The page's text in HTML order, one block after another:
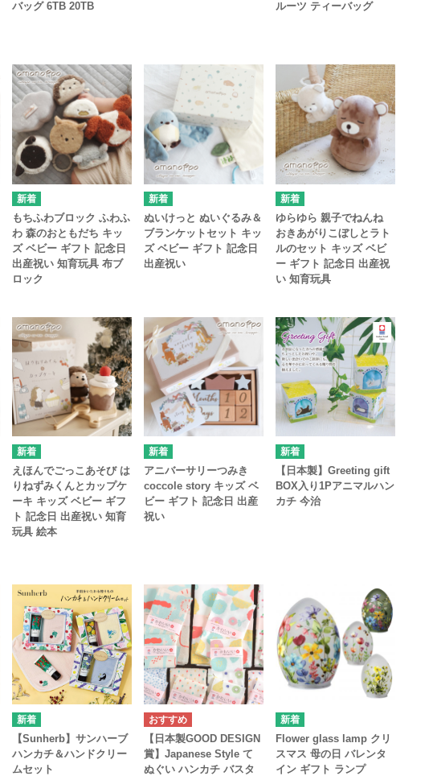
バッグ 6TB 20TB
ルーツ ティーバッグ
もちふわブロック ふわふ
わ 森のおともだち キッ
ズ ベビー ギフト 記念日
出産祝い 知育玩具 布ブ
ロック
ぬいけっと ぬいぐるみ＆
ブランケットセット キッ
ズ ベビー ギフト 記念日
出産祝い
ゆらゆら 親子でねんね
おきあがりこぼしとラト
ルのセット キッズ ベビ
ー ギフト 記念日 出産祝
い 知育玩具
えほんでごっこあそび は
りねずみくんとカップケ
ーキ キッズ ベビー ギフ
ト 記念日 出産祝い 知育
玩具 絵本
アニバーサリーつみき
coccole story キッズ ベ
ビー ギフト 記念日 出産
祝い
【日本製】Greeting gift
BOX入り1Pアニマルハン
カチ 今治
【Sunherb】サンハーブ
ハンカチ＆ハンドクリー
ムセット
【日本製GOOD DESIGN
賞】Japanese Style て
ぬぐい ハンカチ バスタ
Flower glass lamp クリ
スマス 母の日 バレンタ
イン ギフト ランプ